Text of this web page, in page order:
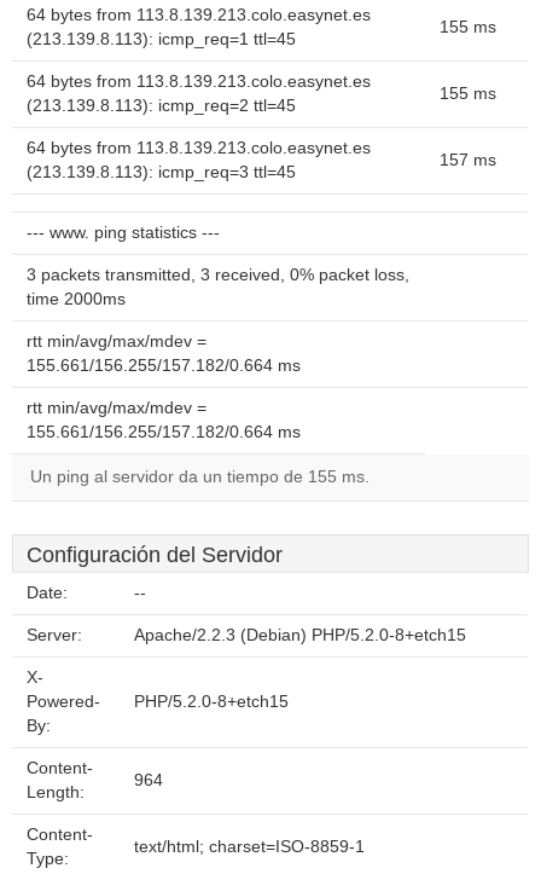
64 bytes from 113.8.139.213.colo.easynet.es
(213.139.8.113): icmp_req=1 ttl=45
155 ms
64 bytes from 113.8.139.213.colo.easynet.es
(213.139.8.113): icmp_req=2 ttl=45
155 ms
64 bytes from 113.8.139.213.colo.easynet.es
(213.139.8.113): icmp_req=3 ttl=45
157 ms
--- www. ping statistics ---
3 packets transmitted, 3 received, 0% packet loss,
time 2000ms
rtt min/avg/max/mdev =
155.661/156.255/157.182/0.664 ms
rtt min/avg/max/mdev =
155.661/156.255/157.182/0.664 ms
Un ping al servidor da un tiempo de 155 ms.
Configuración del Servidor
Date: --
Server: Apache/2.2.3 (Debian) PHP/5.2.0-8+etch15
X-
Powered-
By:
PHP/5.2.0-8+etch15
Content-
Length:
964
Content-
Type:
text/html; charset=ISO-8859-1